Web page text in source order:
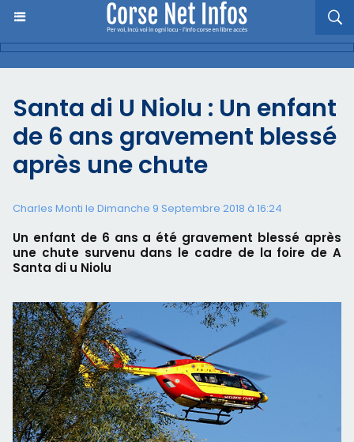
Santa di U Niolu : Un enfant
de 6 ans gravement blessé
après une chute
Charles Monti le Dimanche 9 Septembre 2018 à 16:24
Un enfant de 6 ans a été gravement blessé après
une chute survenu dans le cadre de la foire de A
Santa di u Niolu